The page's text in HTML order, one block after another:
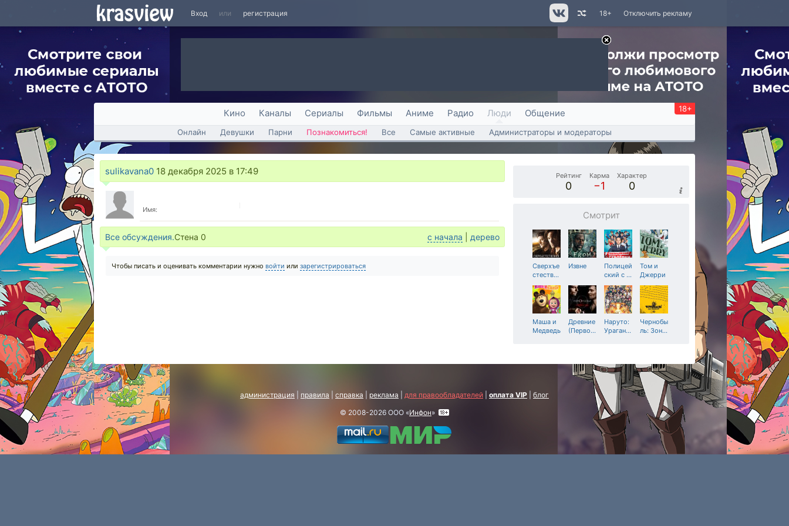
Вход или регистрация Отключить рекламу
18+
Кино Каналы Сериалы Фильмы Аниме Радио Люди Общение 18+
Онлайн Девушки Парни Познакомиться! Все Самые активные Администраторы и модераторы
sulikavana0 18 декабря 2025 в 17:49
Имя:
Все обсуждения.Стена 0 с начала дерево
Чтобы писать и оценивать комментарии нужно войти или зарегистрироваться
Рейтинг
0
Карма
−1
Характер
0
Смотрит
Сверхъе
стеств…
Извне
Полицей
ский с …
Том и
Джерри
Маша и
Медведь
Древние
(Перво…
Наруто:
Ураган…
Чернобы
ль: Зон…
администрация правила справка реклама для правообладателей оплата VIP
блог
© 2008-2026 ООО «Инфон»